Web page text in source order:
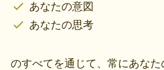
あなたの意図
あなたの思考
のすべてを通じて、常にあな